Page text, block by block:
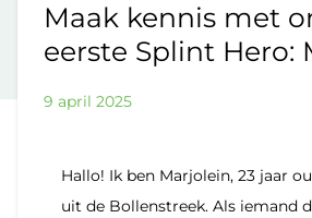
Maak kennis met
eerste Splint Hero:
9 april 2025
Hallo! Ik ben Marjolein, 23 jaar
uit de Bollenstreek. Als iemand